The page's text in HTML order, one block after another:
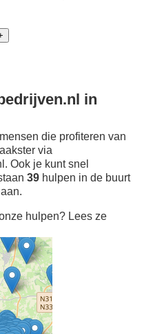
in
mensen die profiteren van
via
Ook je kunt snel
39 hulpen in de buurt
hulpen? Lees ze
bij